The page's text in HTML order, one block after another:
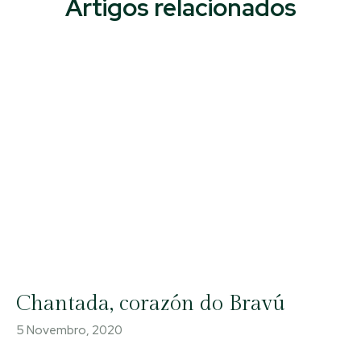
Artigos relacionados
Chantada, corazón do Bravú
5 Novembro, 2020